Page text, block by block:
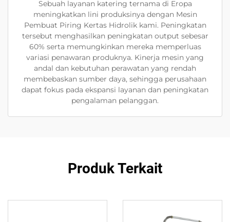
Sebuah layanan katering ternama di Eropa
meningkatkan lini produksinya dengan Mesin
Pembuat Piring Kertas Hidrolik kami. Peningkatan
tersebut menghasilkan peningkatan output sebesar
60% serta memungkinkan mereka memperluas
variasi penawaran produknya. Kinerja mesin yang
andal dan kebutuhan perawatan yang rendah
membebaskan sumber daya, sehingga perusahaan
dapat fokus pada ekspansi layanan dan peningkatan
pengalaman pelanggan.
Produk Terkait